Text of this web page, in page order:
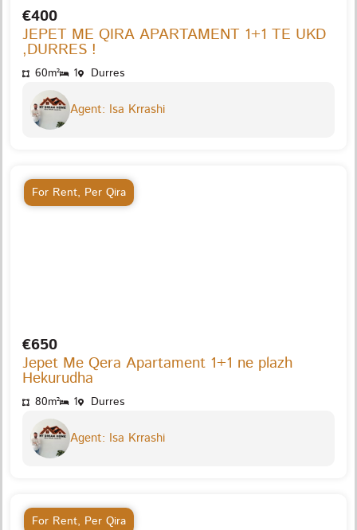
€400
JEPET ME QIRA APARTAMENT 1+1 TE UKD
,DURRES !
60m² 1 Durres
Agent: Isa Krrashi
For Rent, Per Qira
€650
Jepet Me Qera Apartament 1+1 ne plazh
Hekurudha
80m² 1 Durres
Agent: Isa Krrashi
For Rent, Per Qira